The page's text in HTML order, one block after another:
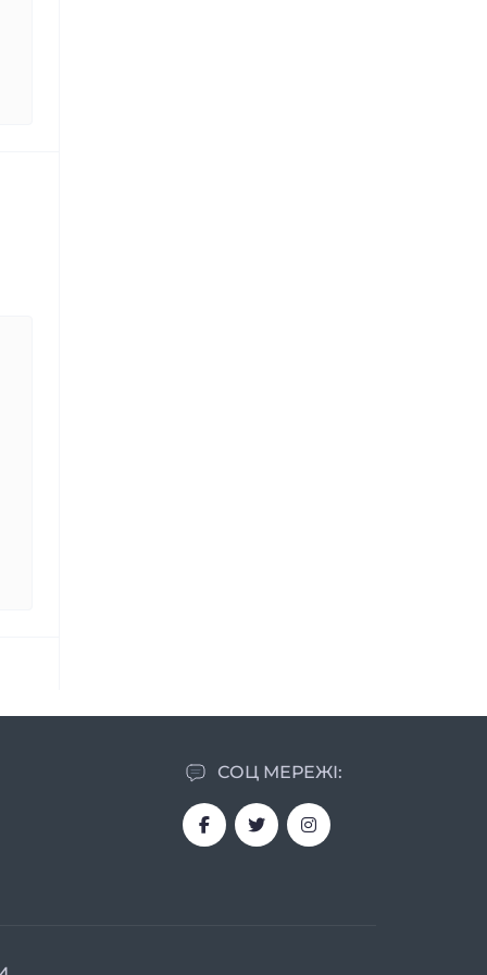
СОЦ МЕРЕЖІ: